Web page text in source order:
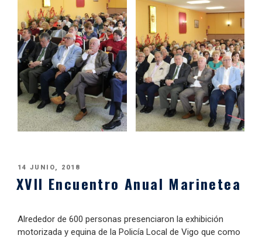
PUBLICADO
14 JUNIO, 2018
XVII Encuentro Anual Marinetea
Alrededor de 600 personas presenciaron la exhibición
motorizada y equina de la Policía Local de Vigo que como